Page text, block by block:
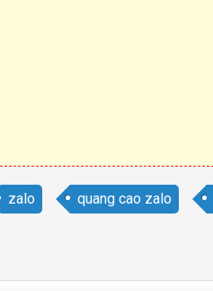
zalo quang cao zalo